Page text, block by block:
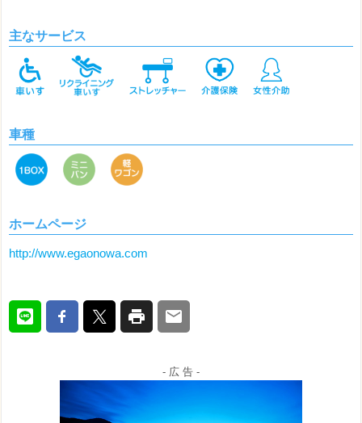
主なサービス
車種
ホームページ
http://www.egaonowa.com
- 広 告 -